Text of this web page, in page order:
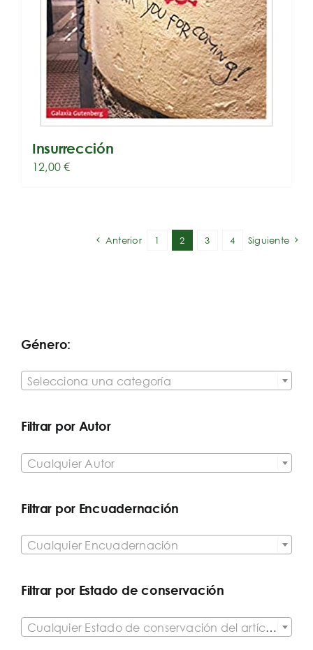
Insurrección
12,00€
Anterior 1 2 3 4 Siguiente
Género:
Selecciona una categoría
Filtrar por Autor
Cualquier Autor
Filtrar por Encuadernación
Cualquier Encuadernación
Filtrar por Estado de conservación
Cualquier Estado de conservación del artículo